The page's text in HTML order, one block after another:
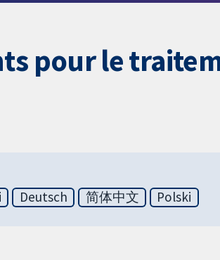
pour le
Deutsch 简体中文 Polski